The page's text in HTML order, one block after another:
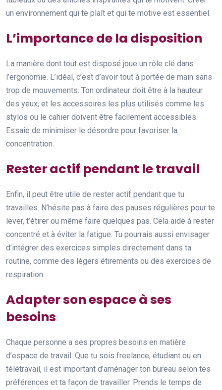
un environnement qui te plaît et qui te motive est essentiel.
L’importance de la disposition
La manière dont tout est disposé joue un rôle clé dans
l’ergonomie. L’idéal, c’est d’avoir tout à portée de main sans
trop de mouvements. Ton ordinateur doit être à la hauteur
des yeux, et les accessoires les plus utilisés comme les
stylos ou le cahier doivent être facilement accessibles.
Essaie de minimiser le désordre pour favoriser la
concentration.
Rester actif pendant le travail
Enfin, il peut être utile de rester actif pendant que tu
travailles. N’hésite pas à faire des pauses régulières pour te
lever, t’étirer ou même faire quelques pas. Cela aide à rester
concentré et à éviter la fatigue. Tu pourrais aussi envisager
d’intégrer des exercices simples directement dans ta
routine, comme des légers étirements ou des exercices de
respiration.
Adapter son espace à ses
besoins
Chaque personne a ses propres besoins en matière
d’espace de travail. Que tu sois freelance, étudiant ou en
télétravail, il est important d’aménager ton bureau selon tes
préférences et ta façon de travailler. Prends le temps de